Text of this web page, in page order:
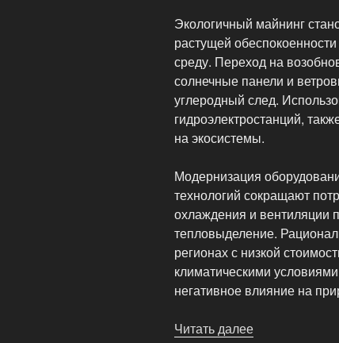
Экологичный майнинг
растущей
среду. Переход на
солнечные панели и
углеродный след.
гидроэлектростанций,
на экосистемы.
Модернизация
технологий сокращают
охлаждения и вентиляции
тепловыделение.
регионах с низкой
климатическими
негативное влияние на
Читать далее